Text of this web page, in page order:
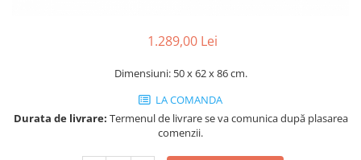
Ceasuri
1.289,00 Lei
Dimensiuni: 50 x 62 x 86 cm.
LA COMANDA
Durata de livrare: Termenul de livrare se va comunica după plasarea
comenzii.